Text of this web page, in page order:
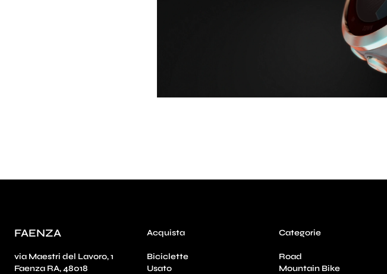
FAENZA
via Maestri del Lavoro, 1
Faenza RA, 48018
Acquista
Biciclette
Usato
Categorie
Road
Mountain Bike